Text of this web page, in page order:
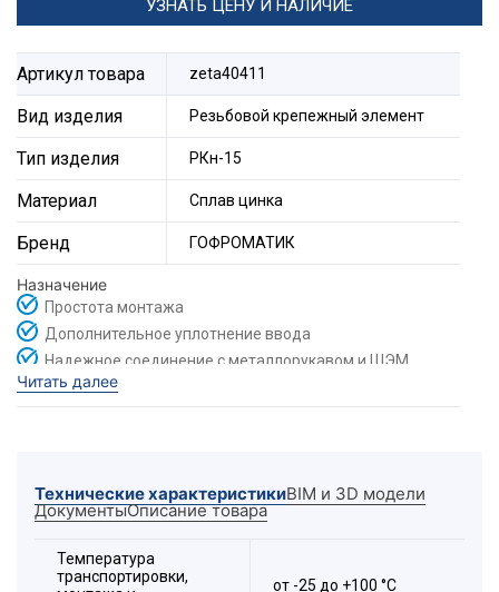
УЗНАТЬ ЦЕНУ И НАЛИЧИЕ
Артикул товара zeta40411
Вид изделия Резьбовой крепежный элемент
Тип изделия РКн-15
Материал Сплав цинка
Бренд ГОФРОМАТИК
Назначение
Простота монтажа
Дополнительное уплотнение ввода
Надежное соединение с металлорукавом и ШЭМ
Современный внешний вид
Резьбовой крепежный элемент РКНпредназначен
коробки и др.) в трубных системах электропроводки,
с обеспечением надёжного электрического контакта
в соответствии с п. 1.7.77 Правил устройства
электроустановок и п.11 ГОСТ Р МЭК 61386.23-2015
Читать далее
Технические характеристикиBIM и 3D модели
ДокументыОписание товара
Температура
транспортировки,
от -25 до +100 °С